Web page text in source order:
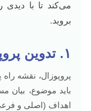
می‌کند تا با
بروید.
۱. تدوین پروپوزال
پروپوزال، نقشه
باید موضوع، بیان
اهداف (اصلی و